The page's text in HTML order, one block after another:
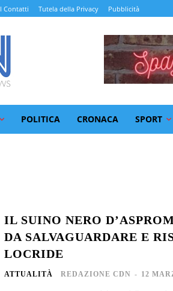
I Contatti Tutela della Privacy Pubblicità
POLITICA CRONACA SPORT
IL SUINO NERO
DA SALVAGUARDARE E
LOCRIDE
ATTUALITÀ REDAZIONE CDN - 12